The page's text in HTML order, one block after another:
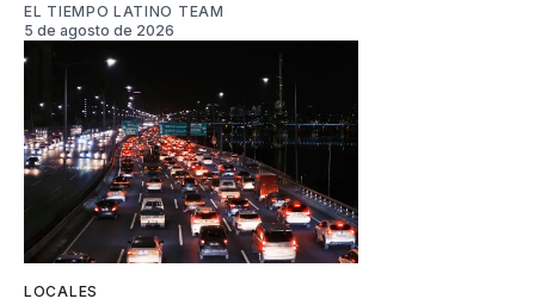
EL TIEMPO LATINO TEAM
5 de agosto de 2026
LOCALES